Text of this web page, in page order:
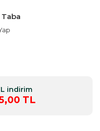
Taba
indirim
TL